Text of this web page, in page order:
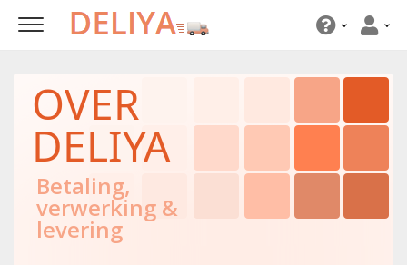
OVER
DELIYA
Betaling,
verwerking &
levering